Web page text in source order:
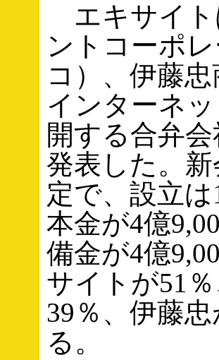
エキサイト
ントコーポ
コ）、伊藤
インターネ
開する合弁
発表した。
定で、設立
本金が4億
備金が4億
サイトが51
39％、伊藤
る。